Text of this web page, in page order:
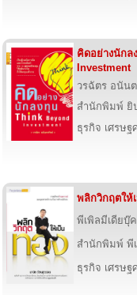
คิดอย่างนักล
Investment
วรฉัตร อนัน
สำนักพิมพ์ ยิ
ธุรกิจ เศรษฐ
พลิกวิกฤตให้
พีเพิลมีเดียบุ๊
สำนักพิมพ์ พี
ธุรกิจ เศรษฐ